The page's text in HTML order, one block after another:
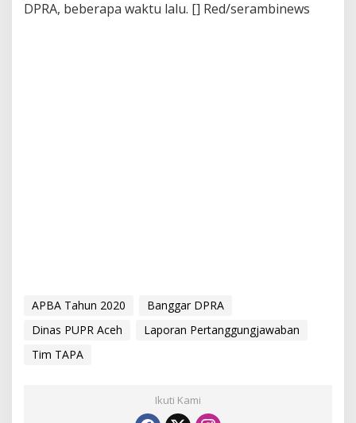
DPRA, beberapa waktu lalu. [] Red/serambinews
APBA Tahun 2020
Banggar DPRA
Dinas PUPR Aceh
Laporan Pertanggungjawaban
Tim TAPA
Ikuti Kami